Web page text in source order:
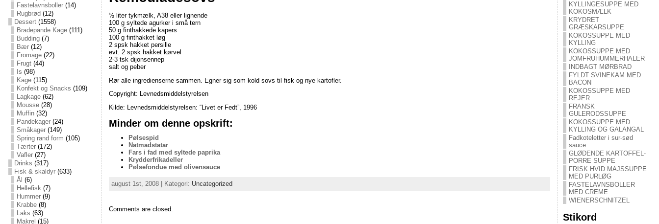
Fastelavnsboller(14)
Rugbrød (12)
Dessert(1558)
Bradepande Kage(111)
Budding(7)
Bær(12)
Fromage(22)
Frugt(44)
Is (98)
Kage(115)
Konfekt og Snacks (109)
Lagkage(62)
Mousse(28)
Muffin(32)
Pandekager(24)
Småkager(149)
Spring rand form (105)
Tærter(172)
Vafler(27)
Drinks (317)
Fisk & skaldyr(633)
Ål (6)
Hellefisk(7)
Hummer(9)
Krabbe(8)
Laks (63)
Makrel (15)
½ liter tykmælk, A38 eller lignende
100 g syltede agurker i små tern
50 g finthakkede kapers
100 g finthakket løg
2 spsk hakket persille
evt. 2 spsk hakket kørvel
2-3 tsk dijonsennep
salt og peber
Rør alle ingredienserne sammen. Egner sig som kold sovs til fisk og nye kartofler.
Copyright: Levnedsmiddelstyrelsen
Kilde: Levnedsmiddelstyrelsen: “Livet er Fedt”, 1996
Minder om denne opskrift:
Pølsespid
Natmadstatar
Fars i fad med syltede paprika
Krydderfrikadeller
Pølsefondue med olivensauce
august 1st, 2008 | Kategori: Uncategorized
Comments are closed.
KYLLINGESUPPE MED
KOKOSMÆLK
KRYDRET
GRÆSKARSUPPE
KOKOSSUPPE MED
KYLLING
KOKOSSUPPE MED
JOMFRUHUMMERHALER
INDBAGT MØRBRAD
FYLDT SVINEKAM MED
BACON
KOKOSSUPPE MED
REJER
FRANSK
GULERODSSUPPE
KOKOSSUPPE MED
KYLLING OG GALANGAL
Fadkoteletter i sur-sød
sauce
GLØDENDE KARTOFFEL-
PORRE SUPPE
FRISK HVID MAJSSUPPE
MED PURLØG
FASTELAVNSBOLLER
MED CREME
WIENERSCHNITZEL
Stikord